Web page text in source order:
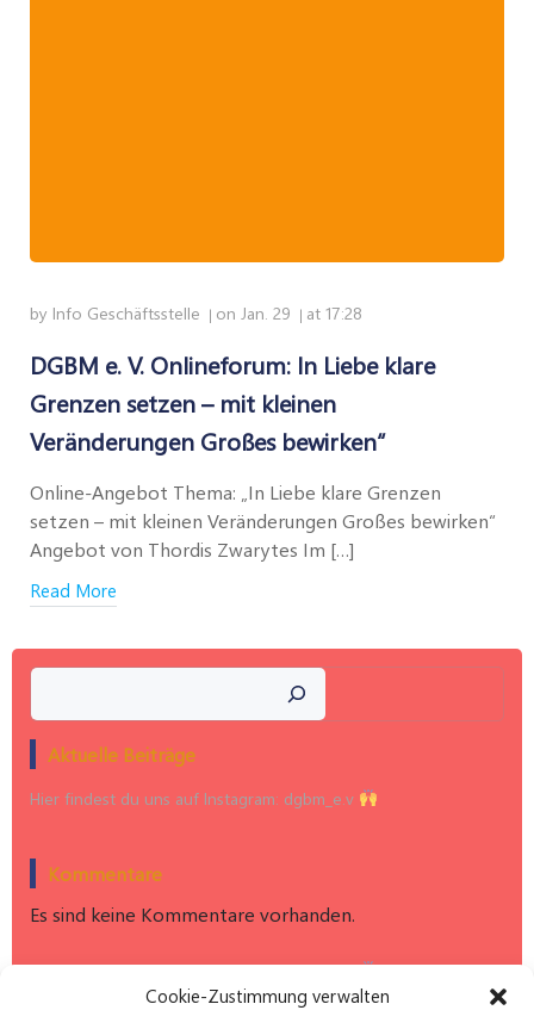
Cookie-Zustimmung verwalten
by Info Geschäftsstelle | on Jan. 29 | at 17:28
DGBM e. V. Onlineforum: In Liebe klare
Grenzen setzen – mit kleinen
Veränderungen Großes bewirken“
Online-Angebot Thema: „In Liebe klare Grenzen
setzen – mit kleinen Veränderungen Großes bewirken“
Angebot von Thordis Zwarytes Im […]
Read More
Suchen
Aktuelle Beiträge
Hier findest du uns auf Instagram: dgbm_e.v
Kommentare
Es sind keine Kommentare vorhanden.
Hier findest du uns auf Instagram: dgbm_e.v